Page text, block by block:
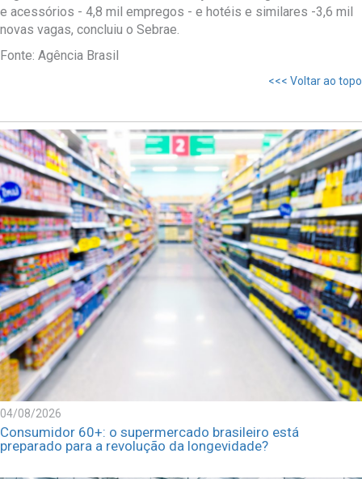
e acessórios - 4,8 mil empregos - e hotéis e similares -3,6 mil
novas vagas, concluiu o Sebrae.
Fonte: Agência Brasil
<<< Voltar ao topo
04/08/2026
Consumidor 60+: o supermercado brasileiro está
preparado para a revolução da longevidade?